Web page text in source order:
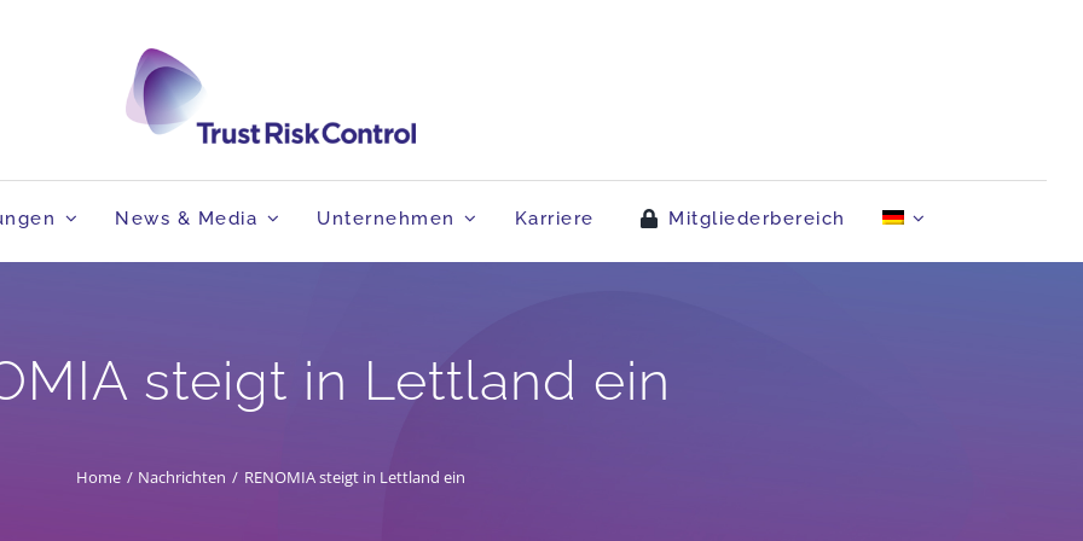
News & Media Unternehmen Karriere Mitgliederbereich
steigt in Lettland ein
Home Nachrichten RENOMIA steigt in Lettland ein